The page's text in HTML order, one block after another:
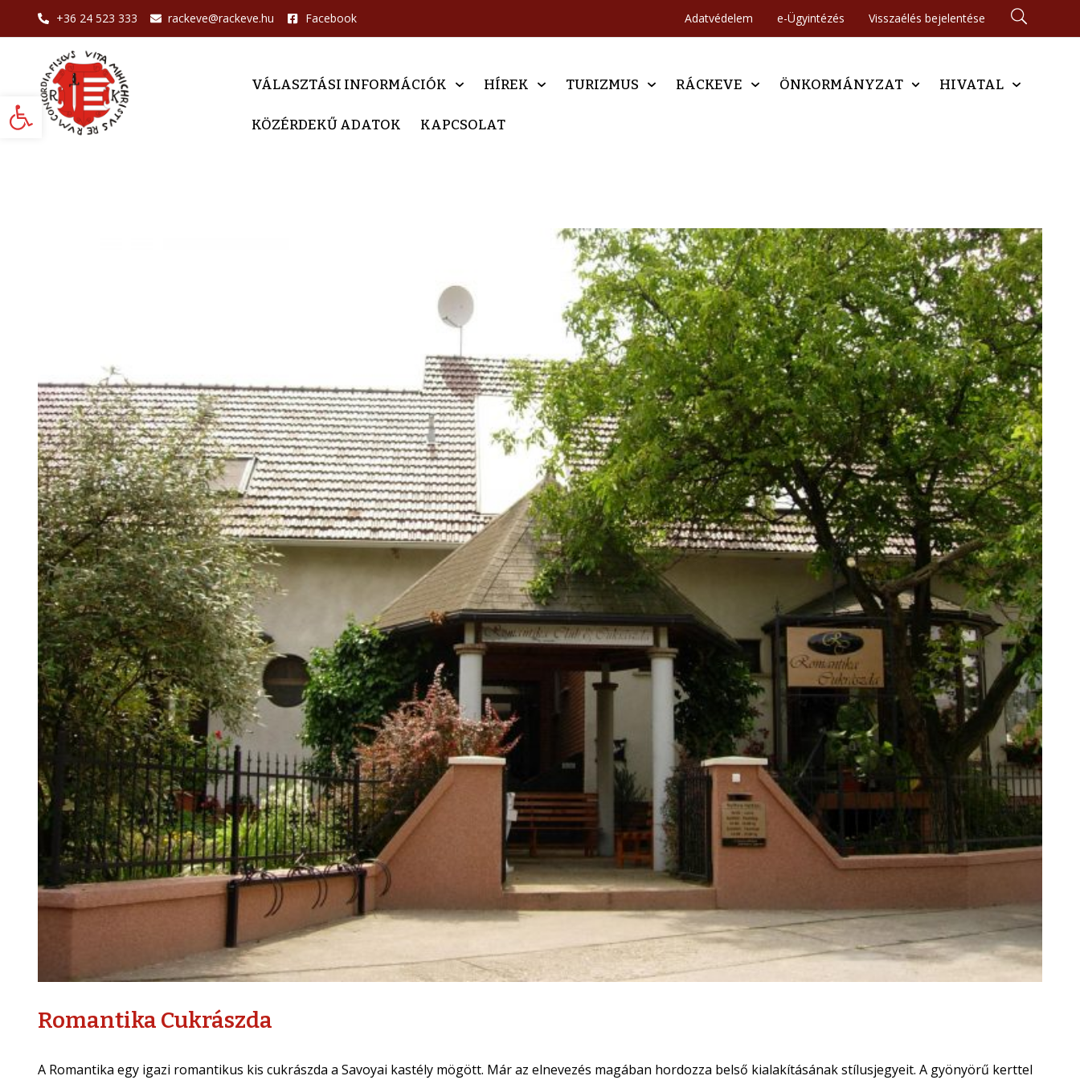
Eszköztár megnyitása
+36 24 523 333 rackeve@rackeve.hu Facebook Adatvédelem e-Ügyintézés Visszaélés bejelentése
VÁLASZTÁSI INFORMÁCIÓK HÍREK TURIZMUS RÁCKEVE ÖNKORMÁNYZAT HIVATAL
KÖZÉRDEKŰ ADATOK KAPCSOLAT
Romantika Cukrászda
A Romantika egy igazi romantikus kis cukrászda a Savoyai kastély mögött. Már az elnevezés magában hordozza belső kialakításának stílusjegyeit. A gyönyörű kerttel